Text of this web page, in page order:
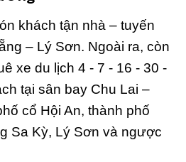
khách tận nhà – tuyến
– Lý Sơn. Ngoài ra, còn
xe du lịch 4 - 7 - 16 - 30 -
tại sân bay Chu Lai –
cổ Hội An, thành phố
Sa Kỳ, Lý Sơn và ngược